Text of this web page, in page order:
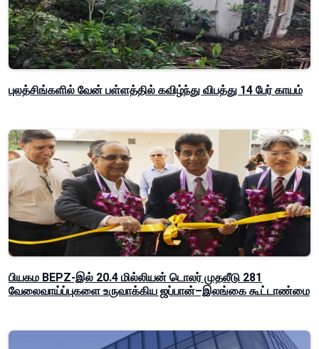
புலத்சிங்களில் வேன் பள்ளத்தில் கவிழ்ந்து விபத்து 14 பேர் காயம்
பியகம BEPZ-இல் 20.4 மில்லியன் டொலர் முதலீடு 281
வேலைவாய்ப்புகளை உருவாக்கிய ஜப்பான்–இலங்கை கூட்டாண்மை